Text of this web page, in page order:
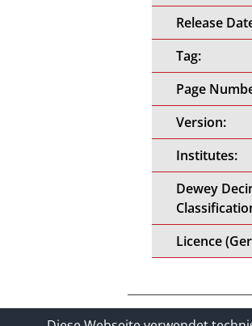
Release
Tag:
Page
Version:
Institutes:
Dewey
Licence